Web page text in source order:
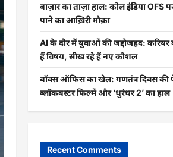
बाज़ार का ताज़ा हाल: कोल इंडिया OFS
पाने का आख़िरी मौक़ा
AI के दौर में युवाओं की जद्दोजहद:
हैं विषय, सीख रहे हैं नए कौशल
बॉक्स ऑफिस का खेल: गणतंत्र दिवस की
ब्लॉकबस्टर फिल्में और ‘धुरंधर 2’ का हाल
Recent Comments